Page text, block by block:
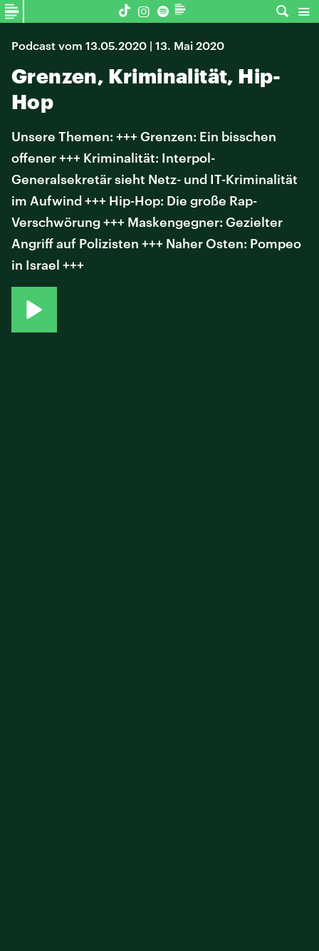
Podcast vom 13.05.2020 | 13. Mai 2020
Grenzen, Kriminalität, Hip-
Hop
Unsere Themen: +++ Grenzen: Ein bisschen
offener +++ Kriminalität: Interpol-
Generalsekretär sieht Netz- und IT-Kriminalität
im Aufwind +++ Hip-Hop: Die große Rap-
Verschwörung +++ Maskengegner: Gezielter
Angriff auf Polizisten +++ Naher Osten: Pompeo
in Israel +++